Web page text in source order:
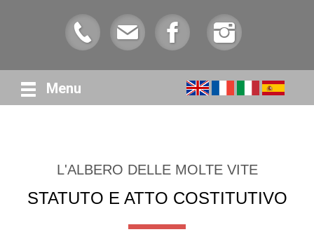
Menu
L'ALBERO DELLE MOLTE VITE
STATUTO E ATTO COSTITUTIVO